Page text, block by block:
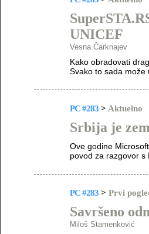
UNICEF
Vesna Čarknajev
Kako obradovati
Svako to sada može
PC #283 > Aktuelno
Srbija je
Ove godine
povod za razgovor s
PC #283 > Prvi
Savršeno
Miloš Stamenković